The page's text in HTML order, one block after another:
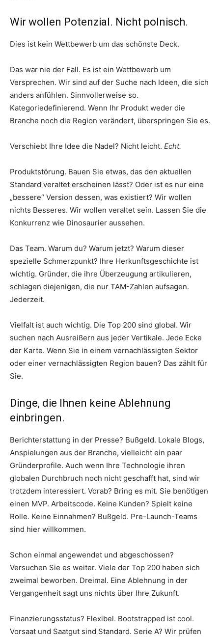
Wir wollen Potenzial. Nicht polnisch.
Dies ist kein Wettbewerb um das schönste Deck.
Das war nie der Fall. Es ist ein Wettbewerb um
Versprechen. Wir sind auf der Suche nach Ideen, die sich
anders anfühlen. Sinnvollerweise so.
Kategoriedefinierend. Wenn Ihr Produkt weder die
Branche noch die Region verändert, überspringen Sie es.
Verschiebt Ihre Idee die Nadel? Nicht leicht. Echt.
Produktstörung. Bauen Sie etwas, das den aktuellen
Standard veraltet erscheinen lässt? Oder ist es nur eine
„bessere“ Version dessen, was existiert? Wir wollen
nichts Besseres. Wir wollen veraltet sein. Lassen Sie die
Konkurrenz wie Dinosaurier aussehen.
Das Team. Warum du? Warum jetzt? Warum dieser
spezielle Schmerzpunkt? Ihre Herkunftsgeschichte ist
wichtig. Gründer, die ihre Überzeugung artikulieren,
schlagen diejenigen, die nur TAM-Zahlen aufsagen.
Jederzeit.
Vielfalt ist auch wichtig. Die Top 200 sind global. Wir
suchen nach Ausreißern aus jeder Vertikale. Jede Ecke
der Karte. Wenn Sie in einem vernachlässigten Sektor
oder einer vernachlässigten Region bauen? Das zählt für
Sie.
Dinge, die Ihnen keine Ablehnung
einbringen.
Berichterstattung in der Presse? Bußgeld. Lokale Blogs,
Anspielungen aus der Branche, vielleicht ein paar
Gründerprofile. Auch wenn Ihre Technologie ihren
globalen Durchbruch noch nicht geschafft hat, sind wir
trotzdem interessiert. Vorab? Bring es mit. Sie benötigen
einen MVP. Arbeitscode. Keine Kunden? Spielt keine
Rolle. Keine Einnahmen? Bußgeld. Pre-Launch-Teams
sind hier willkommen.
Schon einmal angewendet und abgeschossen?
Versuchen Sie es weiter. Viele der Top 200 haben sich
zweimal beworben. Dreimal. Eine Ablehnung in der
Vergangenheit sagt uns nichts über Ihre Zukunft.
Finanzierungsstatus? Flexibel. Bootstrapped ist cool.
Vorsaat und Saatgut sind Standard. Serie A? Wir prüfen